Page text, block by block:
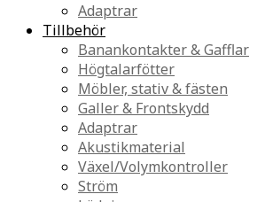
Adaptrar
Tillbehör
Banankontakter & Gafflar
Högtalarfötter
Möbler, stativ & fästen
Galler & Frontskydd
Adaptrar
Akustikmaterial
Växel/Volymkontroller
Ström